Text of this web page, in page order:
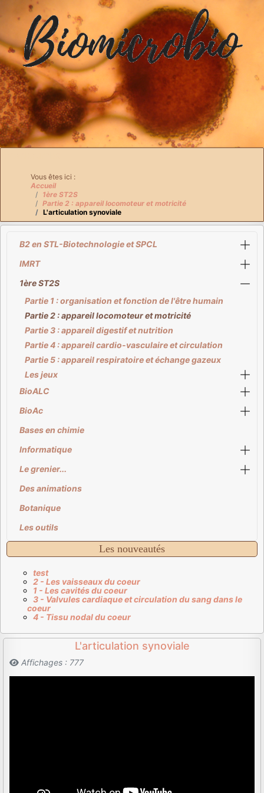
Vous êtes ici :
Accueil
1ère ST2S
Partie 2 : appareil locomoteur et motricité
L'articulation synoviale
B2 en STL-Biotechnologie et SPCL
IMRT
1ère ST2S
Partie 1 : organisation et fonction de l'être humain
Partie 2 : appareil locomoteur et motricité
Partie 3 : appareil digestif et nutrition
Partie 4 : appareil cardio-vasculaire et circulation
Partie 5 : appareil respiratoire et échange gazeux
Les jeux
BioALC
BioAc
Bases en chimie
Informatique
Le grenier...
Des animations
Botanique
Les outils
Les nouveautés
test
2 - Les vaisseaux du coeur
1 - Les cavités du coeur
3 - Valvules cardiaque et circulation du sang dans le
coeur
4 - Tissu nodal du coeur
L'articulation synoviale
Affichages : 777